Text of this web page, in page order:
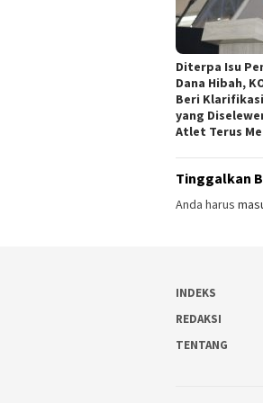
Diterpa Isu
Dana Hibah,
Beri
yang
Atlet Terus
Tinggalkan
Anda harus
INDEKS
REDAKSI
TENTANG